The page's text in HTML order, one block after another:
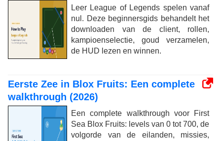
Leer League of Legends spelen vanaf
nul. Deze beginnersgids behandelt het
downloaden van de client, rollen,
kampioenselectie, goud verzamelen,
de HUD lezen en winnen.
Eerste Zee in Blox Fruits: Een complete
walkthrough (2026)
Een complete walkthrough voor First
Sea Blox Fruits: levels van 0 tot 700, de
volgorde van de eilanden, missies,